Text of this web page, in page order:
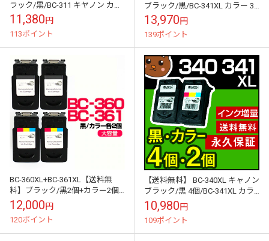
ラック/黒/BC-311 キヤノン カラ
ー 3個3個セット【再生/リサイク
ルインクカートリッ...
11,380円
113ポイント
ブラック/黒/BC-341XL カラー 3
個3個セット 【BC-340/BC-341大
13,970円
139ポイント
BC-360XL+BC-361XL【送料無
料】ブラック/黒2個+カラー2個
【4個セット】BC-360XL BC-
361XL【BC-...
12,000円
120ポイント
【送料無料】 BC-340XL キャノン
ブラック/黒 4個/BC-341XL カラ
ー2個セット 【BC-340/BC-341大
容...
10,980円
109ポイント